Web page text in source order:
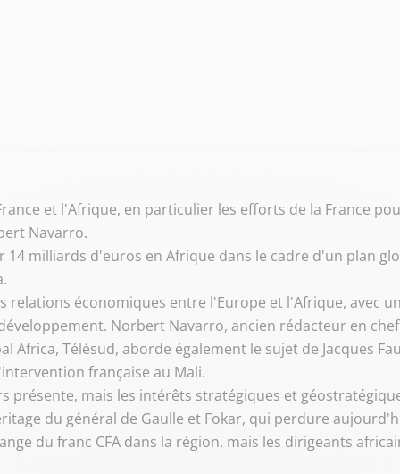
et l'Afrique, en particulier les efforts de la France
Navarro.
14 milliards d'euros en Afrique dans le cadre d'un plan
relations économiques entre l'Europe et l'Afrique, avec
Norbert Navarro, ancien rédacteur en
Africa, Télésud, aborde également le sujet de Jacques
française au Mali.
présente, mais les intérêts stratégiques et
du général de Gaulle et Fokar, qui perdure
du franc CFA dans la région, mais les dirigeants